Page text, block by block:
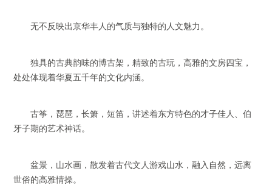
无不反映出京华丰人的气质与独特的人文魅力。
独具的古典韵味的博古架，精致的古玩，高雅的文房四宝，
处处体现着华夏五千年的文化内涵。
古筝，琵琶，长箫，短笛，讲述着东方特色的才子佳人、伯
牙子期的艺术神话。
盆景，山水画，散发着古代文人游戏山水，融入自然，远离
世俗的高雅情操。